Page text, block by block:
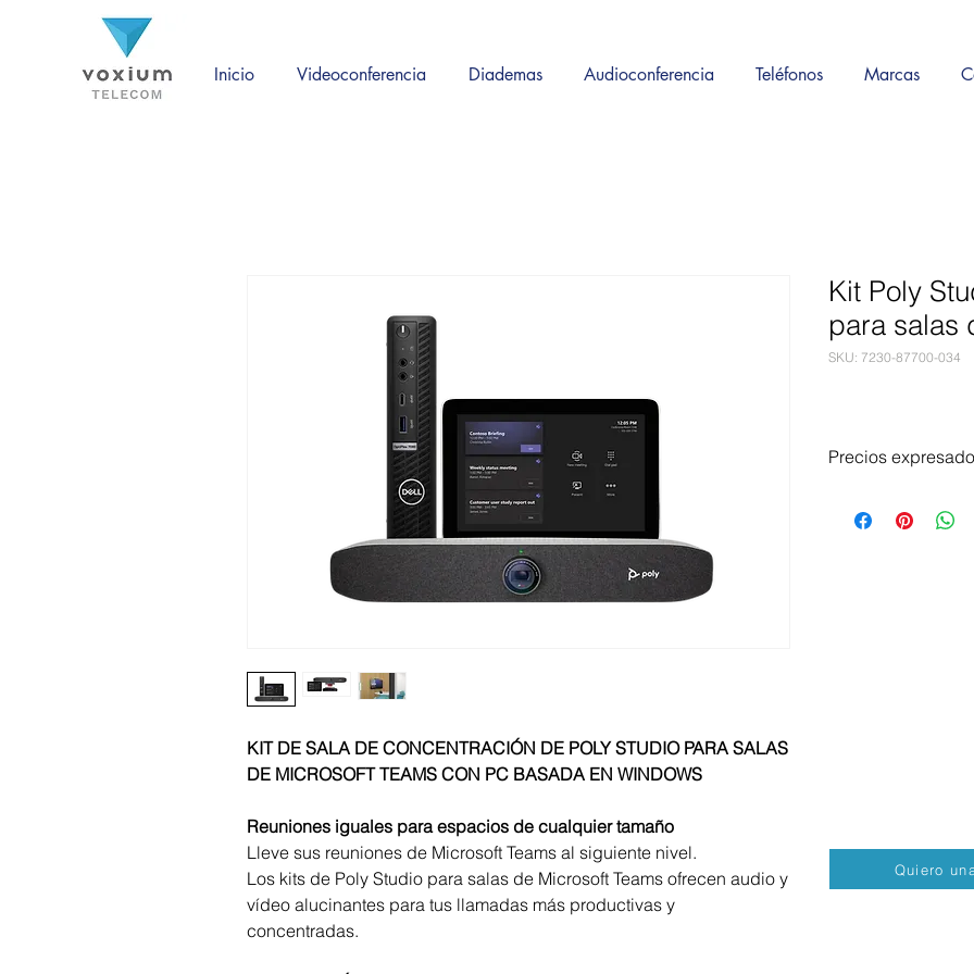
Inicio Videoconferencia Diademas Audioconferencia Teléfonos Marcas
KIT DE SALA DE CONCENTRACIÓN DE POLY STUDIO PARA SALAS
DE MICROSOFT TEAMS CON PC BASADA EN WINDOWS
Reuniones iguales para espacios de cualquier tamaño
Lleve sus reuniones de Microsoft Teams al siguiente nivel.
Los kits de Poly Studio para salas de Microsoft Teams ofrecen audio y
vídeo alucinantes para tus llamadas más productivas y
concentradas.
Kit Poly
para salas
SKU: 7230-87700-034
Precios
Por favor ponte en
Quiero